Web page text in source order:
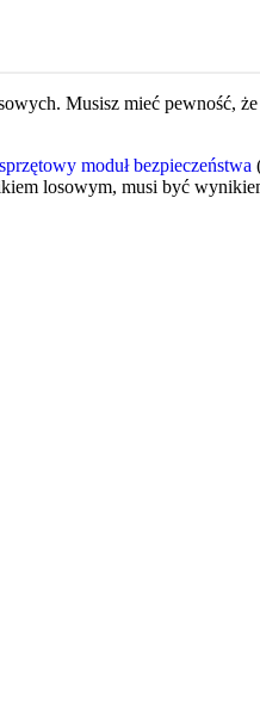
Musisz mieć pewność,
sprzętowy moduł bezpieczeństwa
losowym, musi być